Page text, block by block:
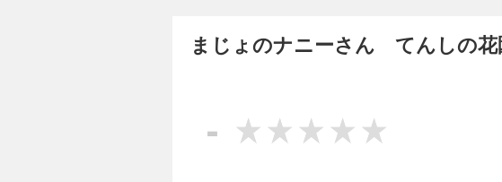
することや、文字列のハイライト、検索、辞書の
アイは不安でいっぱい。さらに引っ越し
過ごす時間の中でアイの気持ちに変化
まじょのナニーさん てんしの
-